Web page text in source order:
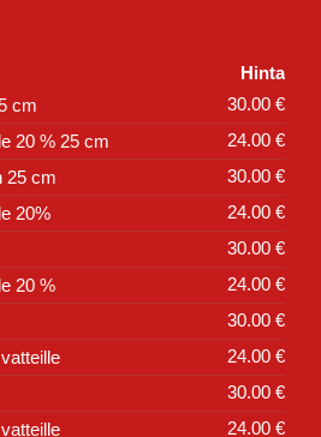
Hinta
cm
30.00 €
20 % 25 cm
24.00 €
25 cm
30.00 €
20%
24.00 €
30.00 €
20 %
24.00 €
30.00 €
24.00 €
30.00 €
24.00 €